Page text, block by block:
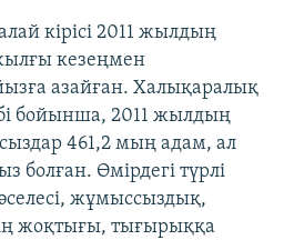
кірісі 2011 жылдың
кезеңмен
азайған. Халықаралық
бойынша, 2011 жылдың
461,2 мың адам, ал
болған. Өмірдегі түрлі
жұмыссыздық,
жоқтығы, тығырыққа